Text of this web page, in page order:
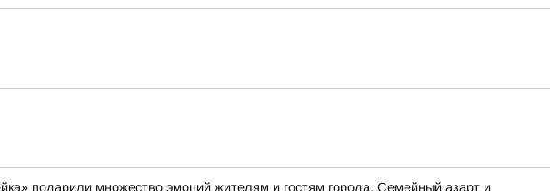
подарили множество эмоций жителям и гостям города. Семейный азарт и